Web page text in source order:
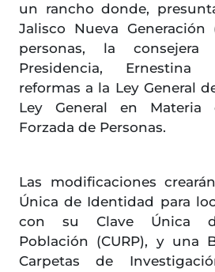
un rancho donde,
Jalisco Nueva Generación
personas, la
Presidencia, Ernestina
reformas a la Ley General
Ley General en Materia
Forzada de Personas.
Las modificaciones
Única de Identidad para
con su Clave Única
Población (CURP), y una
Carpetas de